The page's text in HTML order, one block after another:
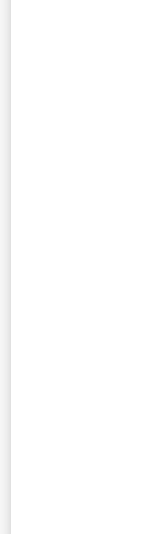
qui est causée
● cisapride (utilisé
ou de brûlures
● rifampicine
● tacrolimus
(utilisé dans
ESOMEPRAZOLE
gélule gastro-
ESOMEPRAZOLE
pris pendant ou en
Par mesure de
préférence éviter
d’ESOMEPRAZOLE
pendant la grossesse.
utiliser ce
Si vous êtes enceinte
vous pensez être
grossesse, demandez
médecin ou
Conduite de
ESOMEPRAZOLE
risque d'affecter votre
ou à utiliser des